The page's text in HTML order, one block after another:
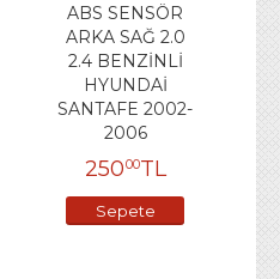
ABS SENSÖR
ARKA SAĞ 2.0
2.4 BENZİNLİ
HYUNDAİ
SANTAFE 2002-
2006
25000TL
Sepete